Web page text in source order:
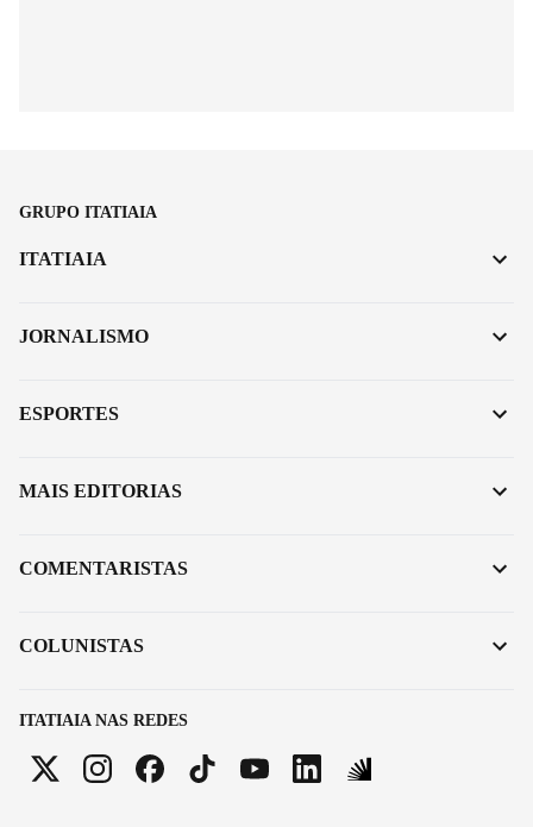
GRUPO ITATIAIA
ITATIAIA NAS REDES
ITATIAIA
JORNALISMO
ESPORTES
MAIS EDITORIAS
COMENTARISTAS
COLUNISTAS